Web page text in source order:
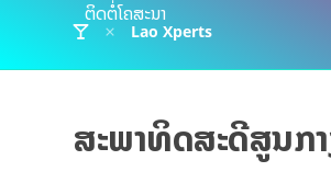
ຕິດຕໍ່ໂຄສະນາ
Lao Xperts
ສະພາທິດສະດີສູນກ